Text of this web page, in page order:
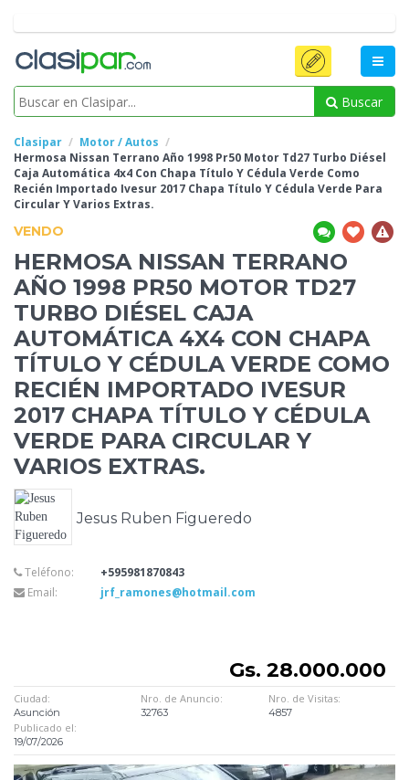
Buscar
Clasipar
Motor / Autos
Hermosa Nissan Terrano Año 1998 Pr50 Motor Td27 Turbo Diésel
Caja Automática 4x4 Con Chapa Título Y Cédula Verde Como
Recién Importado Ivesur 2017 Chapa Título Y Cédula Verde Para
Circular Y Varios Extras.
VENDO
HERMOSA NISSAN TERRANO
AÑO 1998 PR50 MOTOR TD27
TURBO DIÉSEL CAJA
AUTOMÁTICA 4X4 CON CHAPA
TÍTULO Y CÉDULA VERDE COMO
RECIÉN IMPORTADO IVESUR
2017 CHAPA TÍTULO Y CÉDULA
VERDE PARA CIRCULAR Y
VARIOS EXTRAS.
Jesus Ruben Figueredo
Teléfono:
+595981870843
Email:
jrf_ramones@hotmail.com
Gs. 28.000.000
Ciudad:
Asunción
Nro. de Anuncio:
32763
Nro. de Visitas:
4857
Publicado el:
19/07/2026